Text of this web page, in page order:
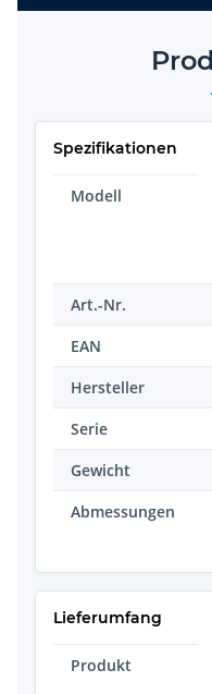
Spezifikationen
Modell
Art.-Nr.
EAN
Hersteller
Serie
Gewicht
Abmessungen
Lieferumfang
Produkt